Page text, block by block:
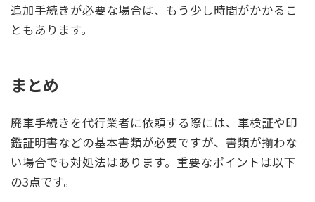
追加手続きが必要な場合は、もう少し時間がかかるこ
ともあります。
まとめ
廃車手続きを代行業者に依頼する際には、車検証や印
鑑証明書などの基本書類が必要ですが、書類が揃わな
い場合でも対処法はあります。重要なポイントは以下
の3点です。